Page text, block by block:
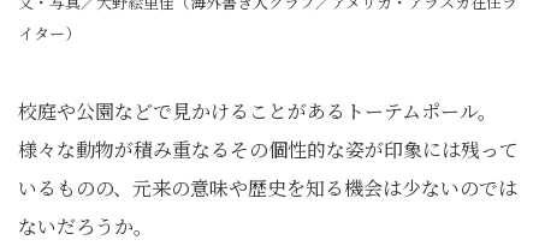
イター）
校庭や公園などで見かけることがあるトーテムポール。
様々な動物が積み重なるその個性的な姿が印象には残って
いるものの、元来の意味や歴史を知る機会は少ないのでは
ないだろうか。